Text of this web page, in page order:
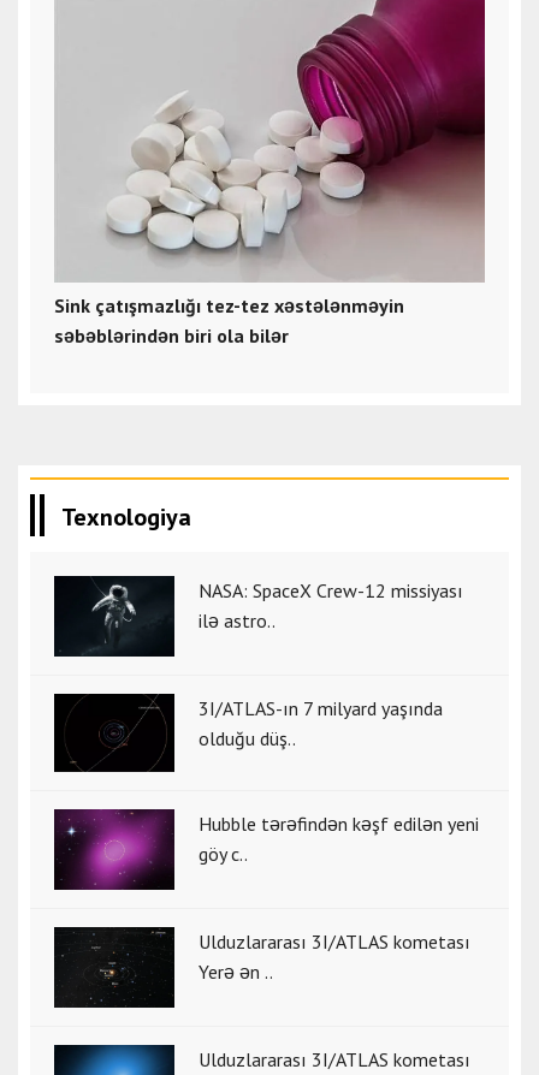
Sink çatışmazlığı tez-tez xəstələnməyin
səbəblərindən biri ola bilər
Texnologiya
NASA: SpaceX Crew-12 missiyası
ilə astro..
3I/ATLAS-ın 7 milyard yaşında
olduğu düş..
Hubble tərəfindən kəşf edilən yeni
göy c..
Ulduzlararası 3I/ATLAS kometası
Yerə ən ..
Ulduzlararası 3I/ATLAS kometası